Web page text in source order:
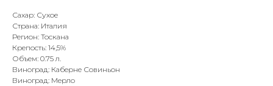
Сахар: Сухое
Страна: Италия
Регион: Тоскана
Крепость: 14,5%
Объем: 0.75 л.
Виноград: Каберне Совиньон
Виноград: Мерло